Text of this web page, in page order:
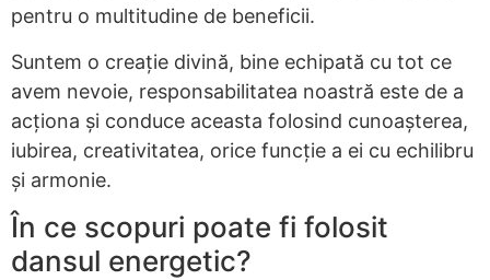
pentru o multitudine de beneficii.
Suntem o creație divină, bine echipată cu tot ce
avem nevoie, responsabilitatea noastră este de a
acționa și conduce aceasta folosind cunoașterea,
iubirea, creativitatea, orice funcție a ei cu echilibru
și armonie.
În ce scopuri poate fi folosit
dansul energetic?